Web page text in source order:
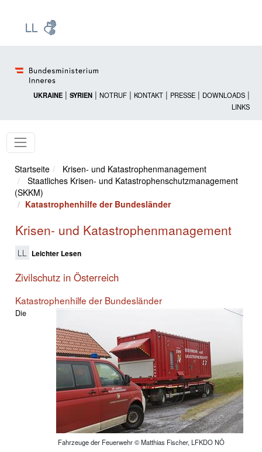
UKRAINE | SYRIEN | NOTRUF | KONTAKT | PRESSE | DOWNLOADS |
LINKS
Startseite
Krisen- und Katastrophenmanagement
Staatliches Krisen- und Katastrophenschutzmanagement
(SKKM)
Katastrophenhilfe der Bundesländer
Krisen- und Katastrophenmanagement
Leichter Lesen
Zivilschutz in Österreich
Katastrophenhilfe der Bundesländer
Fahrzeuge der Feuerwehr © Matthias Fischer, LFKDO NÖ
Die